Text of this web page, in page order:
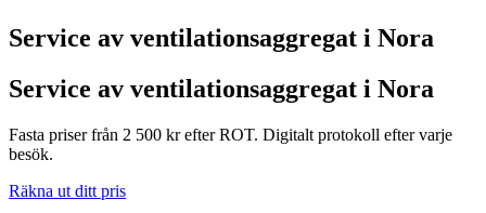
Service av ventilationsaggregat i Nora
Service av ventilationsaggregat i Nora
Fasta priser från 2 500 kr efter ROT. Digitalt protokoll efter varje
besök.
Räkna ut ditt pris